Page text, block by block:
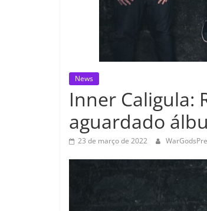
News
Inner Caligula:
aguardado
23 de março de 2022